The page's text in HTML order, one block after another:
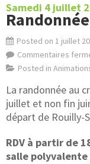
Samedi 4 juillet
Posted on 1 juillet
Commentaires
Posted in
La randonnée au
juillet et non fin
départ de Rouilly-
RDV à partir de
salle polyvalente